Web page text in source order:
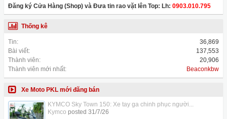
Đăng ký Cửa Hàng (Shop) và Đưa tin rao vặt lên Top: Lh: 0903.010.795
Thống kê
Tin:
36,869
Bài viết:
137,553
Thành viên:
20,906
Thành viên mới nhất:
Beaconkbw
Xe Moto PKL mới đăng bán
KYMCO Sky Town 150: Xe tay ga chinh phục người...
Kymco posted 31/7/26